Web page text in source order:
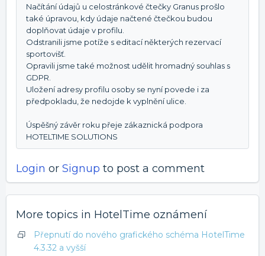
Načítání údajů u celostránkové čtečky Granus prošlo
také úpravou, kdy údaje načtené čtečkou budou
doplňovat údaje v profilu.
Odstranili jsme potíže s editací některých rezervací
sportovišť.
Opravili jsme také možnost udělit hromadný souhlas s
GDPR.
Uložení adresy profilu osoby se nyní povede i za
předpokladu, že nedojde k vyplnění ulice.
Úspěšný závěr roku přeje zákaznická podpora
HOTELTIME SOLUTIONS
Login or Signup to post a comment
More topics in HotelTime oznámení
Přepnutí do nového grafického schéma HotelTime
4.3.32 a vyšší